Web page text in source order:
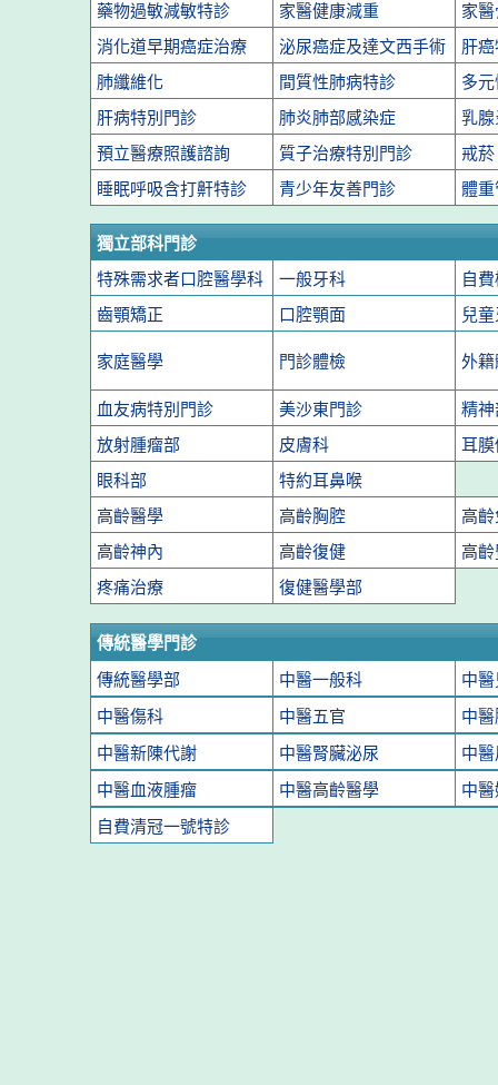
藥物過敏減敏特診 家醫健康減重
家
消化道早期癌症治療
泌尿癌症及達文西手術
肝
肺纖維化
間質性肺病特診
多
肝病特別門診
肺炎肺部感染症
乳
預立醫療照護諮詢
質子治療特別門診
戒菸
睡眠呼吸含打鼾特診
青少年友善門診 體
獨立部科門診
特殊需求者口腔醫學科
一般牙科
自
齒顎矯正
口腔顎面 兒
家庭醫學 門診體檢 外籍
血友病特別門診 美沙東門診
精神
放射腫瘤部
皮膚科
耳
眼科部
特約耳鼻喉
高齡醫學
高齡胸腔
高齡
高齡神內
高齡復健
高
疼痛治療
復健醫學部
傳統醫學門診
傳統醫學部
中醫一般科
中
中醫傷科
中醫五官
中
中醫新陳代謝
中醫腎臟泌尿
中
中醫血液腫瘤
中醫高齡醫學
中
自費清冠一號特診